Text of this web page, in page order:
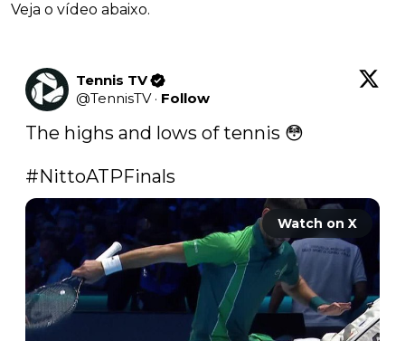
Veja o vídeo abaixo.
Tennis TV
@TennisTV · Follow
The highs and lows of tennis 😳
#NittoATPFinals
Watch on X